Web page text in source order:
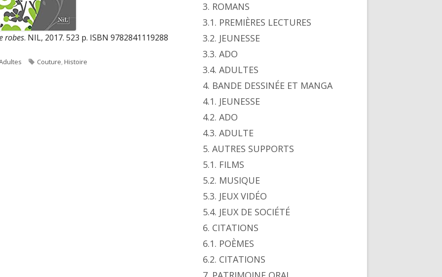
robes. NIL, 2017. 523 p. ISBN 9782841119288
Tags
Couture,Histoire
3. ROMANS
3.1. PREMIÈRES LECTURES
3.2. JEUNESSE
3.3. ADO
3.4. ADULTES
4. BANDE DESSINÉE ET MANGA
4.1. JEUNESSE
4.2. ADO
4.3. ADULTE
5. AUTRES SUPPORTS
5.1. FILMS
5.2. MUSIQUE
5.3. JEUX VIDÉO
5.4. JEUX DE SOCIÉTÉ
6. CITATIONS
6.1. POÈMES
6.2. CITATIONS